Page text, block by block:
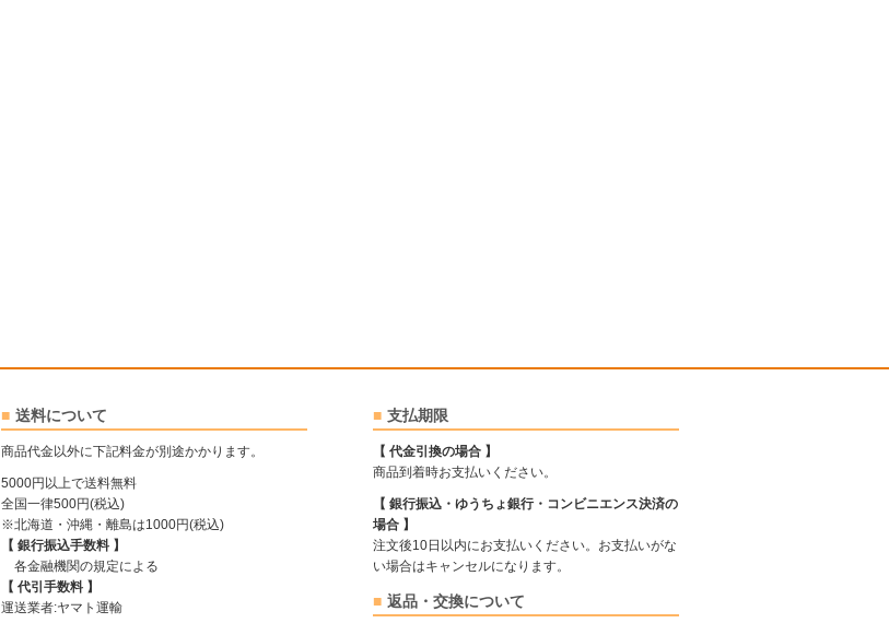
送料について
商品代金以外に下記料金が別途かかります。
5000円以上で送料無料
全国一律500円(税込)
※北海道・沖縄・離島は1000円(税込)
【 銀行振込手数料 】
各金融機関の規定による
【 代引手数料 】
運送業者:ヤマト運輸
支払期限
【 代金引換の場合 】
商品到着時お支払いください。
【 銀行振込・ゆうちょ銀行・コンビニエンス決済の
場合 】
注文後10日以内にお支払いください。お支払いがな
い場合はキャンセルになります。
返品・交換について